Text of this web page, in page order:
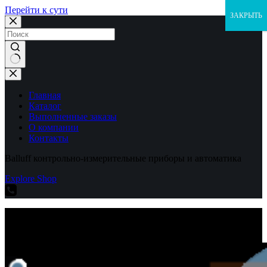
Перейти к сути
Ничего
не
найденоГлавная
Каталог
Выполненные заказы
О компании
Контакты
Balluff контрольно-измерительные приборы и автоматика
Explore Shop
ЗАКРЫТЬ